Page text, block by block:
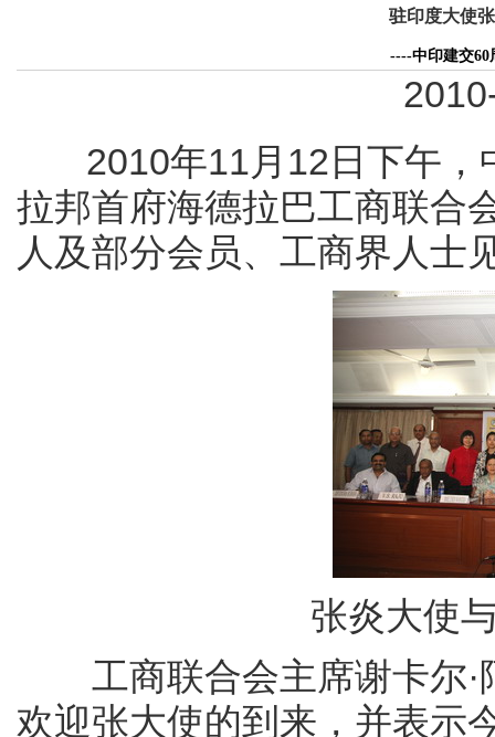
驻印度大使
----中印建交60
2010年11月12日下午，
拉邦首府海德拉巴工商联合
人及部分会员、工商界人士
张炎大使
工商联合会主席谢卡尔·
欢迎张大使的到来，并表示